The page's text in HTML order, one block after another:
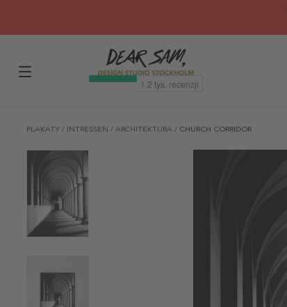
PLAKATY / INTRESSEN / ARCHITEKTURA / CHURCH CORRIDOR